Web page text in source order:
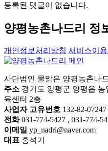
등록된 댓글이 없습니다.
양평농촌나드리 정
개인정보처리방침 서비스이
사단법인 물맑은 양평농촌나
주소 경기도 양평군 양평읍 농
육센터 2층
사업자 고유번호 132-82-07247
전화031-774-5427 , 031-774-
이메일 yp_nadri@naver.com
대표 홍석기